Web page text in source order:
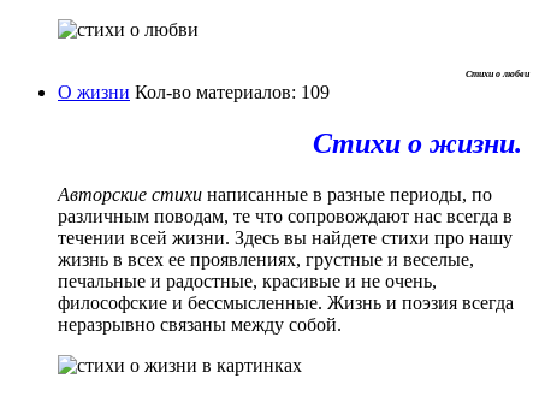
Стихи о любви
О жизни Кол-во материалов: 109
Стихи о жизни.
Авторские стихи написанные в разные периоды, по
различным поводам, те что сопровождают нас всегда в
течении всей жизни. Здесь вы найдете стихи про нашу
жизнь в всех ее проявлениях, грустные и веселые,
печальные и радостные, красивые и не очень,
философские и бессмысленные. Жизнь и поэзия всегда
неразрывно связаны между собой.